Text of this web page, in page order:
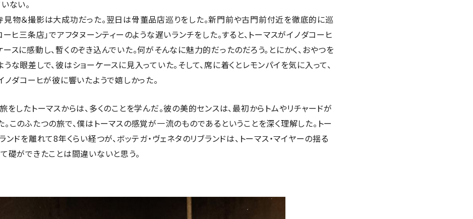
ない。
物＆撮影は大成功だった。翌日は骨董品店巡りをした。新門前や古門前付近を徹底的に巡
ーヒ三条店」でアフタヌーンティーのような遅いランチをした。すると、トーマスがイノダコーヒ
スに感動し、暫くのぞき込んでいた。何がそんなに魅力的だったのだろう。とにかく、おやつを
な眼差しで、彼はショーケースに見入っていた。そして、席に着くとレモンパイを気に入って、
ノダコーヒが彼に響いたようで嬉しかった。
をしたトーマスからは、多くのことを学んだ。彼の美的センスは、最初からトムやリチャードが
このふたつの旅で、僕はトーマスの感覚が一流のものであるということを深く理解した。トー
ンドを離れて8年くらい経つが、ボッテガ・ヴェネタのリブランドは、トーマス・マイヤーの揺る
礎ができたことは間違いないと思う。